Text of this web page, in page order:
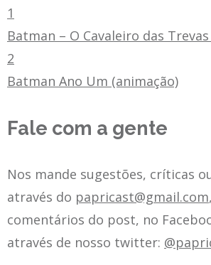
1
Batman – O Cavaleiro das
2
Batman Ano Um (animação)
Fale com a gente
Nos mande sugestões, críticas
através do papricast@gmail.com
comentários do post, no
através de nosso twitter: